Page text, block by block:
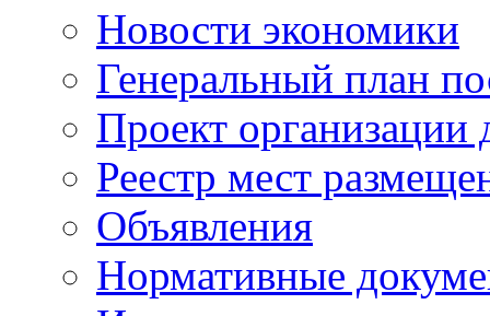
Новости экономики
Генеральный план
Проект
Реестр мест
Объявления
Нормативные